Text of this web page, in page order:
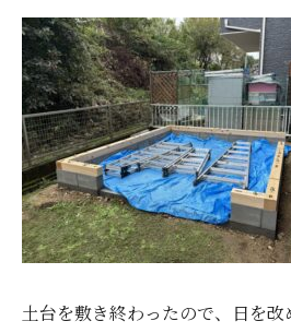
土台を敷き終わったので、日を